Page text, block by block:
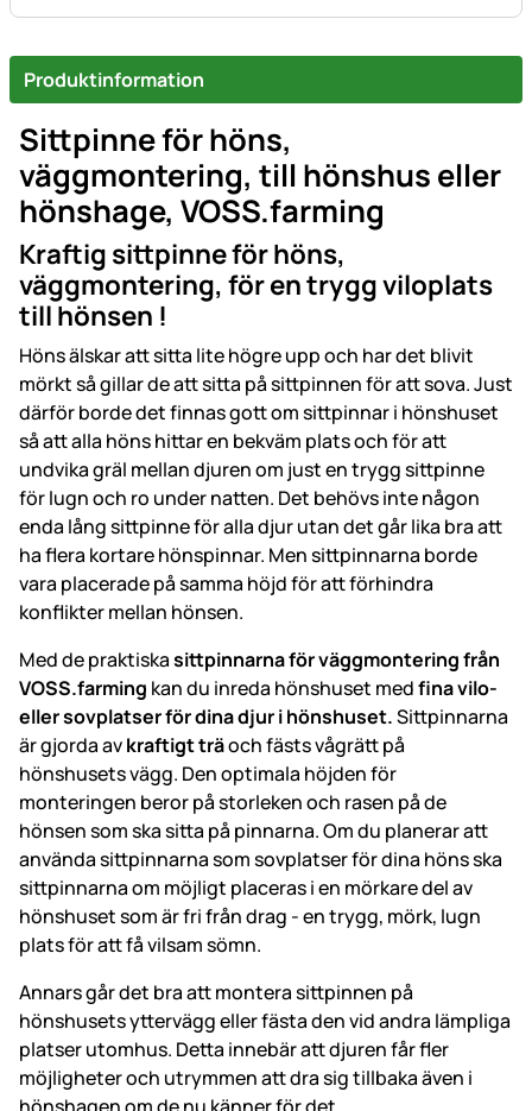
Produktinformation
Sittpinne för höns,
väggmontering, till hönshus eller
hönshage, VOSS.farming
Kraftig sittpinne för höns,
väggmontering, för en trygg viloplats
till hönsen !
Höns älskar att sitta lite högre upp och har det blivit
mörkt så gillar de att sitta på sittpinnen för att sova. Just
därför borde det finnas gott om sittpinnar i hönshuset
så att alla höns hittar en bekväm plats och för att
undvika gräl mellan djuren om just en trygg sittpinne
för lugn och ro under natten. Det behövs inte någon
enda lång sittpinne för alla djur utan det går lika bra att
ha flera kortare hönspinnar. Men sittpinnarna borde
vara placerade på samma höjd för att förhindra
konflikter mellan hönsen.
Med de praktiskasittpinnarna för väggmontering från
VOSS.farming kan du inreda hönshuset medfina vilo-
eller sovplatser för dina djur i hönshuset.Sittpinnarna
är gjorda avkraftigt träoch fästs vågrätt på
hönshusets vägg. Den optimala höjden för
monteringen beror på storleken och rasen på de
hönsen som ska sitta på pinnarna. Om du planerar att
använda sittpinnarna som sovplatser för dina höns ska
sittpinnarna om möjligt placeras i en mörkare del av
hönshuset som är fri från drag - en trygg, mörk, lugn
plats för att få vilsam sömn.
Annars går det bra att montera sittpinnen på
hönshusets yttervägg eller fästa den vid andra lämpliga
platser utomhus. Detta innebär att djuren får fler
möjligheter och utrymmen att dra sig tillbaka även i